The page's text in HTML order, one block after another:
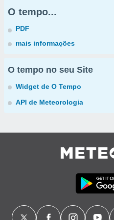
O tempo...
PDF
mais informações
O tempo no seu Site
Widget de O Tempo
API de Meteorologia